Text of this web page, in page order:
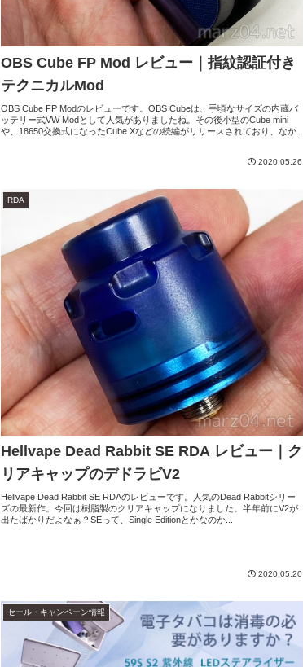
OBS Cube FP Mod レビュー｜指紋認証付き
テクニカルMod
OBS Cube FP Modのレビューです。OBS Cubeは、手頃なサイズの内蔵バ
ッテリー式VW Modとして人気がありましたね。その後小型のCube mini
や、18650交換式になったCube Xなどの続編がリリースされており、なか...
2020.05.26
RDA
Hellvape Dead Rabbit SE RDA レビュー｜ク
リアキャップのデドラビV2
Hellvape Dead Rabbit SE RDAのレビューです。人気のDead Rabbitシリー
ズの最新作。今回は樹脂製のクリアキャップになりました。半年前にV2が
出たばかりだよなぁ？SEって、Single Editionとかなのか...
2020.05.20
セール・キャンペーン情報